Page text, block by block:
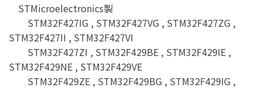
STMicroelectronics製
STM32F427IG , STM32F427VG , STM32F427ZG ,
STM32F427II , STM32F427VI
STM32F427ZI , STM32F429BE , STM32F429IE ,
STM32F429NE , STM32F429VE
STM32F429ZE , STM32F429BG , STM32F429IG ,